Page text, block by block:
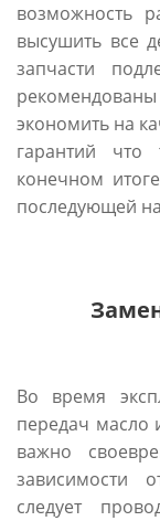
возможность
высушить все
запчасти
экономить на
гарантий что
конечном
последующей
Во время
передач масло
важно
зависимости
следует